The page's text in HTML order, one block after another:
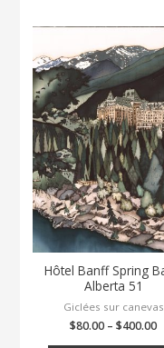
Hôtel Banff Spring
Alberta 51
Giclées sur canevas
$80.00 –$400.00